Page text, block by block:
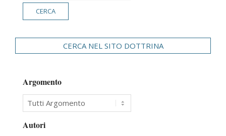
CERCA NEL SITO DOTTRINA
Argomento
Autori